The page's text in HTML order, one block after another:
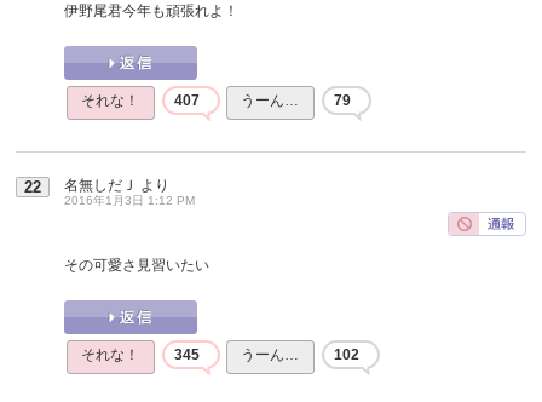
伊野尾君今年も頑張れよ！
それな！ 407 うーん… 79
22 名無しだＪ より
2016年1月3日 1:12 PM
その可愛さ見習いたい
それな！ 345 うーん… 102